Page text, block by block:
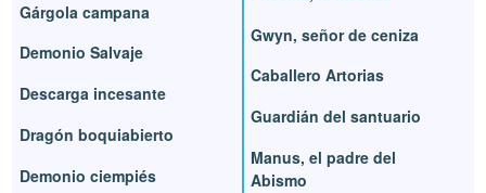
Gárgola campana
Demonio Salvaje
Descarga incesante
Dragón boquiabierto
Demonio ciempiés
Gwyn, señor de ceniza
Caballero Artorias
Guardián del santuario
Manus, el padre del
Abismo